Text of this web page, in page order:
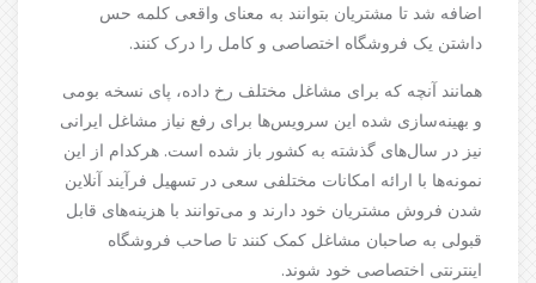
اضافه شد تا مشتریان بتوانند به معنای واقعی کلمه حس
داشتن یک فروشگاه اختصاصی و کامل را درک کنند.
همانند آنچه که برای مشاغل مختلف رخ داده، پای نسخه بومی
و بهینه‌سازی شده این سرویس‌ها برای رفع نیاز مشاغل ایرانی
نیز در سال‌های گذشته به کشور باز شده است. هرکدام از این
نمونه‌ها با ارائه امکانات مختلفی سعی در تسهیل فرآیند آنلاین
شدن فروش مشتریان خود دارند و می‌توانند با هزینه‌های قابل
قبولی به صاحبان مشاغل کمک کنند تا صاحب فروشگاه
اینترنتی اختصاصی خود شوند.